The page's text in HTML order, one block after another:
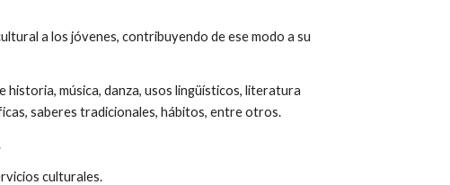
a los jóvenes, contribuyendo de ese modo a su
música, danza, usos lingüísticos, literatura
saberes tradicionales, hábitos, entre otros.
culturales.